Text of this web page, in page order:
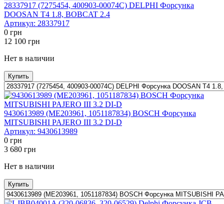
28337917 (7275454, 400903-00074C) DELPHI Форсунка
DOOSAN T4 1.8, BOBCAT 2.4
Артикул: 28337917
0 грн
12 100 грн
Нет в наличии
Купить
9430613989 (ME203961, 1051187834) BOSCH Форсунка
MITSUBISHI PAJERO III 3.2 DI-D
Артикул: 9430613989
0 грн
3 680 грн
Нет в наличии
Купить